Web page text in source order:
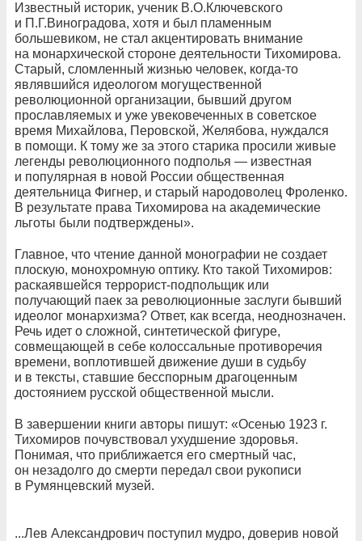
Известный историк, ученик В.О.Ключевского
и П.Г.Виноградова, хотя и был пламенным
большевиком, не стал акцентировать внимание
на монархической стороне деятельности Тихомирова.
Старый, сломленный жизнью человек, когда-то
являвшийся идеологом могущественной
революционной организации, бывший другом
прославляемых и уже увековеченных в советское
время Михайлова, Перовской, Желябова, нуждался
в помощи. К тому же за этого старика просили живые
легенды революционного подполья — известная
и популярная в новой России общественная
деятельница Фигнер, и старый народоволец Фроленко.
В результате права Тихомирова на академические
льготы были подтверждены».
Главное, что чтение данной монографии не создает
плоскую, монохромную оптику. Кто такой Тихомиров:
раскаявшейся террорист-подпольщик или
получающий паек за революционные заслуги бывший
идеолог монархизма? Ответ, как всегда, неоднозначен.
Речь идет о сложной, синтетической фигуре,
совмещающей в себе колоссальные противоречия
времени, воплотившей движение души в судьбу
и в тексты, ставшие бесспорным драгоценным
достоянием русской общественной мысли.
В завершении книги авторы пишут: «Осенью 1923 г.
Тихомиров почувствовал ухудшение здоровья.
Понимая, что приближается его смертный час,
он незадолго до смерти передал свои рукописи
в Румянцевский музей.
...Лев Александрович поступил мудро, доверив новой